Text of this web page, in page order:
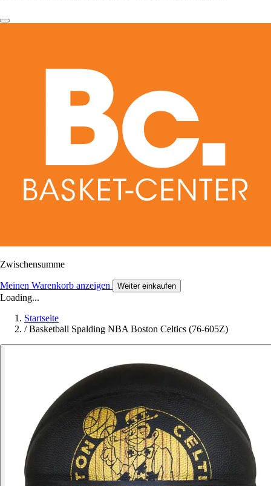
Zwischensumme
Meinen Warenkorb anzeigen Weiter einkaufen
Loading...
Startseite
/ Basketball Spalding NBA Boston Celtics (76-605Z)